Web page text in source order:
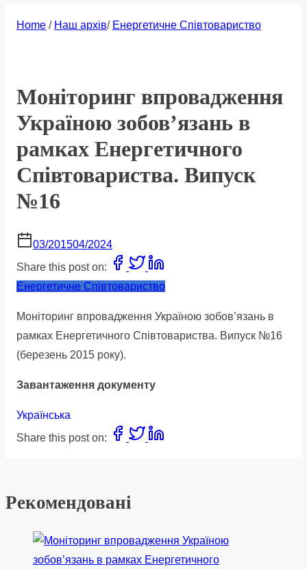
Home / Наш архів/ Енергетичне Співтовариство
Моніторинг впровадження
Україною зобов’язань в
рамках Енергетичного
Співтовариства. Випуск
№16
03/201504/2024
Share this post on:
Енергетичне Співтовариство
Моніторинг впровадження Україною зобов’язань в
рамках Енергетичного Співтовариства. Випуск №16
(березень 2015 року).
Завантаження документу
Українська
Share this post on:
Рекомендовані